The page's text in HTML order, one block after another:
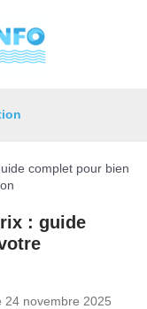
complet pour bien
: guide
24 novembre 2025